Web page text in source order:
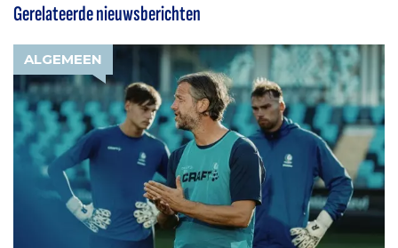
Gerelateerde nieuwsberichten
ALGEMEEN